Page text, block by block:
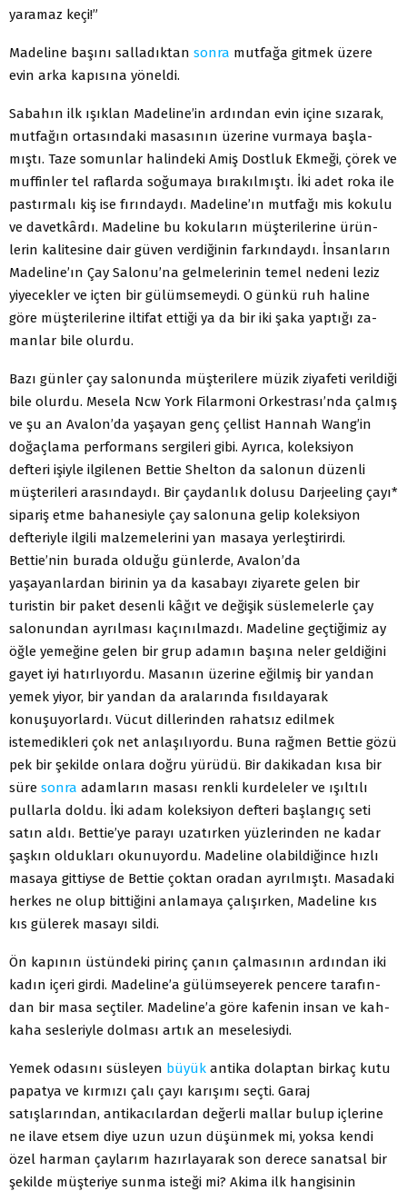
yaramaz keçi!”
Madeline başını salladıktan sonra mutfağa gitmek üzere
evin arka kapısına yöneldi.
Sabahın ilk ışıklan Madeline’in ardından evin içine sıza­rak,
mutfağın ortasındaki masasının üzerine vurmaya başla­
mıştı. Taze somunlar halindeki Amiş Dostluk Ekmeği, çörek ve
muffinler tel raflarda soğumaya bırakılmıştı. İki adet roka ile
pastırmalı kiş ise fırındaydı. Madeline’ın mutfağı mis ko­kulu
ve davetkârdı. Madeline bu kokuların müşterilerine ürün­
lerin kalitesine dair güven verdiğinin farkındaydı. İnsanların
Madeline’ın Çay Salonu’na gelmelerinin temel nedeni leziz
yiyecekler ve içten bir gülümsemeydi. O günkü ruh haline
göre müşterilerine iltifat ettiği ya da bir iki şaka yaptığı za­
manlar bile olurdu.
Bazı günler çay salonunda müşterilere müzik ziyafeti veril­diği
bile olurdu. Mesela Ncw York Filarmoni Orkestrası’nda çalmış
ve şu an Avalon’da yaşayan genç çellist Hannah Wang’in
doğaçlama performans sergileri gibi. Ayrıca, kolek­siyon
defteri işiyle ilgilenen Bettie Shelton da salonun düzenli
müşterileri arasındaydı. Bir çaydanlık dolusu Darjeeling çayı*
sipariş etme bahanesiyle çay salonuna gelip koleksiyon
defte­riyle ilgili malzemelerini yan masaya yerleştirirdi.
Bettie’nin burada olduğu günlerde, Avalon’da
yaşayanlardan birinin ya da kasabayı ziyarete gelen bir
turistin bir paket desenli kâğıt ve değişik süslemelerle çay
salonundan ayrılması kaçınıl­mazdı. Madeline geçtiğimiz ay
öğle yemeğine gelen bir grup adamın başına neler geldiğini
gayet iyi hatırlıyordu. Masanın üzerine eğilmiş bir yandan
yemek yiyor, bir yandan da arala­rında fısıldayarak
konuşuyorlardı. Vücut dillerinden rahatsız edilmek
istemedikleri çok net anlaşılıyordu. Buna rağmen Bettie gözü
pek bir şekilde onlara doğru yürüdü. Bir dakika­dan kısa bir
süre sonra adamların masası renkli kurdeleler ve ışıltılı
pullarla doldu. İki adam koleksiyon defteri başlangıç seti
satın aldı. Bettie’ye parayı uzatırken yüzlerinden ne ka­dar
şaşkın oldukları okunuyordu. Madeline olabildiğince hızlı
masaya gittiyse de Bettie çoktan oradan ayrılmıştı. Masadaki
herkes ne olup bittiğini anlamaya çalışırken, Madeline kıs
kıs gülerek masayı sildi.
Ön kapının üstündeki pirinç çanın çalmasının ardından iki
kadın içeri girdi. Madeline’a gülümseyerek pencere tarafın­
dan bir masa seçtiler. Madeline’a göre kafenin insan ve kah­
kaha sesleriyle dolması artık an meselesiydi.
Yemek odasını süsleyen büyük antika dolaptan birkaç kutu
papatya ve kırmızı çalı çayı karışımı seçti. Garaj
satışlarından, antikacılardan değerli mallar bulup içlerine
ne ilave etsem diye uzun uzun düşünmek mi, yoksa kendi
özel harman çay­larım hazırlayarak son derece sanatsal bir
şekilde müşteriye sunma isteği mi? Akima ilk hangisinin